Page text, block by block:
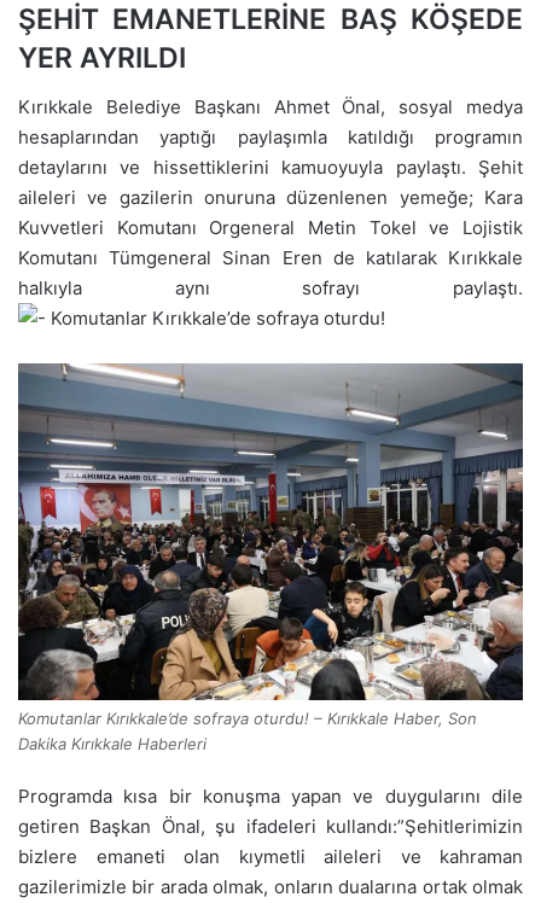
ŞEHİT EMANETLERİNE BAŞ KÖŞEDE
YER AYRILDI
Kırıkkale Belediye Başkanı Ahmet Önal, sosyal medya
hesaplarından yaptığı paylaşımla katıldığı programın
detaylarını ve hissettiklerini kamuoyuyla paylaştı. Şehit
aileleri ve gazilerin onuruna düzenlenen yemeğe; Kara
Kuvvetleri Komutanı Orgeneral Metin Tokel ve Lojistik
Komutanı Tümgeneral Sinan Eren de katılarak Kırıkkale
halkıyla aynı sofrayı paylaştı.
Komutanlar Kırıkkale’de sofraya oturdu! – Kırıkkale Haber, Son
Dakika Kırıkkale Haberleri
Programda kısa bir konuşma yapan ve duygularını dile
getiren Başkan Önal, şu ifadeleri kullandı:”Şehitlerimizin
bizlere emaneti olan kıymetli aileleri ve kahraman
gazilerimizle bir arada olmak, onların dualarına ortak olmak